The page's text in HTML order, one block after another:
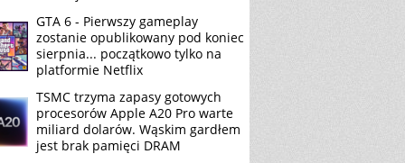
GTA 6 - Pierwszy gameplay
zostanie opublikowany pod koniec
sierpnia... początkowo tylko na
platformie Netflix
TSMC trzyma zapasy gotowych
procesorów Apple A20 Pro warte
miliard dolarów. Wąskim gardłem
jest brak pamięci DRAM